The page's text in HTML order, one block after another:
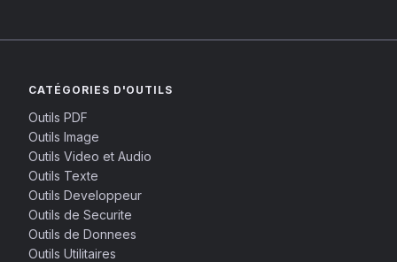
CATÉGORIES D'OUTILS
Outils PDF
Outils Image
Outils Video et Audio
Outils Texte
Outils Developpeur
Outils de Securite
Outils de Donnees
Outils Utilitaires